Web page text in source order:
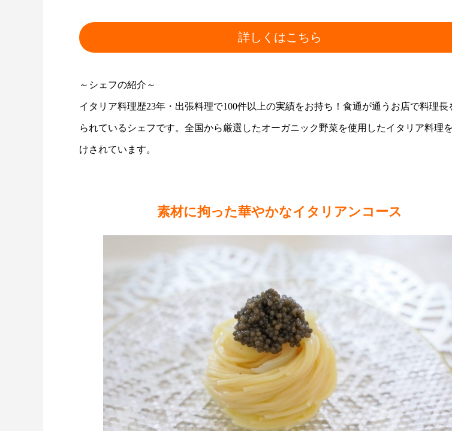
詳しくはこちら
～シェフの紹介～
イタリア料理歴23年・出張料理で100件以上の実績をお持ち！食通が通うお店で料理長
られているシェフです。全国から厳選したオーガニック野菜を使用したイタリア料理
けされています。
素材に拘った華やかなイタリアンコース